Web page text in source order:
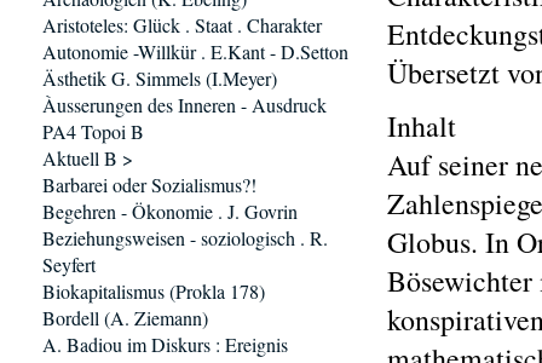
Übersetzt
Inhalt
Auf seiner
Globus. In
Aristoteles: Glück . Staat . Charakter
Autonomie -Willkür . E.Kant - D.Setton
Ästhetik G. Simmels (I.Meyer)
Àusserungen des Inneren - Ausdruck
PA4 Topoi B
Aktuell B >
Barbarei oder Sozialismus?!
Begehren - Ökonomie . J. Govrin
Beziehungsweisen - soziologisch . R.
Seyfert
Biokapitalismus (Prokla 178)
Bordell (A. Ziemann)
A. Badiou im Diskurs : Ereignis